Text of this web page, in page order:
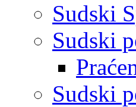
Sudski
Sudski
Sudski